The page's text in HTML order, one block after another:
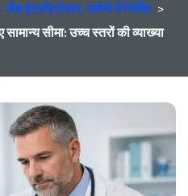
इंटरप्रिटेशन, जर्मनी में निर्मित >
सीमा: उच्च स्तरों की व्याख्या